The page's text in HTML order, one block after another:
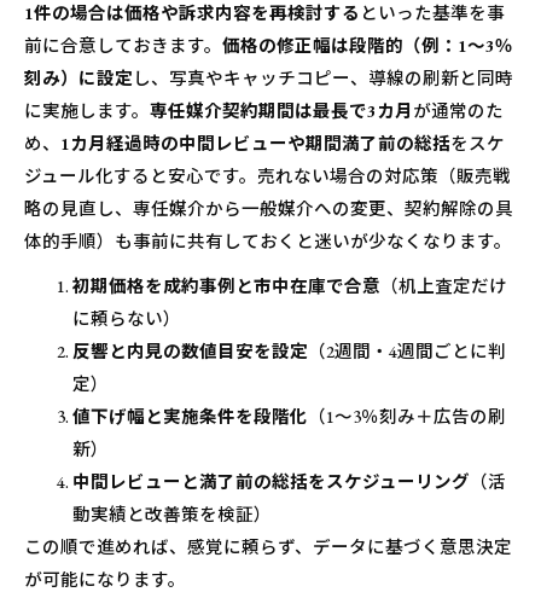
1件の場合は価格や訴求内容を再検討する といった基準を事
前に合意しておきます。 価格の修正幅は段階的（例：1～3％
刻み）に設定し、写真やキャッチコピー、導線の刷新と同時
に実施します。 専任媒介契約期間は最長で3カ月 が通常のた
め、 1カ月経過時の中間レビューや期間満了前の総括をスケ
ジュール化すると安心です。売れない場合の対応策（販売戦
略の見直し、専任媒介から一般媒介への変更、契約解除の具
体的手順）も事前に共有しておくと迷いが少なくなります。
初期価格を成約事例と市中在庫で合意 （机上査定だけ
に頼らない）
反響と内見の数値目安を設定 （2週間・4週間ごとに判
定）
値下げ幅と実施条件を段階化 （1～3％刻み＋広告の刷
新）
中間レビューと満了前の総括をスケジューリング （活
動実績と改善策を検証）
この順で進めれば、感覚に頼らず、データに基づく意思決定
が可能になります。